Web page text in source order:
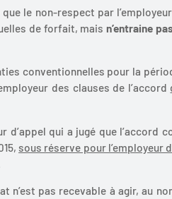
le non-respect par
de forfait, maisn’entraine
conventionnelles pour la
des clauses de l’accord
d’appel qui a jugé que l’accord
sous réserve pour l’employeur
n’est pas recevable à agir, au